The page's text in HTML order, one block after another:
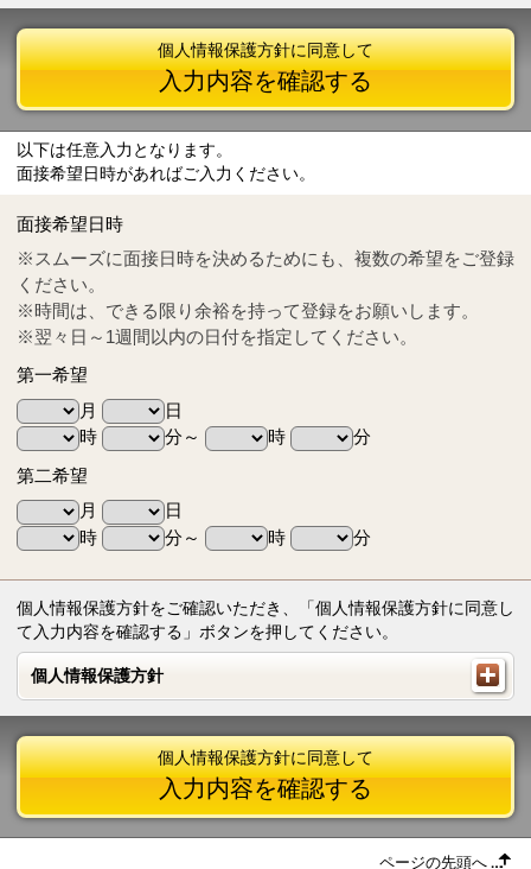
個人情報保護方針
Tel
0570-55-0314
個人情報保護方針に同意して
入力内容を確認する
以下は任意入力となります。
面接希望日時があればご入力ください。
面接希望日時
※スムーズに面接日時を決めるためにも、複数の希望をご登録
ください。
※時間は、できる限り余裕を持って登録をお願いします。
※翌々日～1週間以内の日付を指定してください。
第一希望
月
日
時
分～ 時
分
第二希望
月
日
時
分～ 時 分
個人情報保護方針をご確認いただき、「個人情報保護方針に同意し
て入力内容を確認する」ボタンを押してください。
個人情報保護方針
個人情報保護方針
個人情報保護方針に同意して
入力内容を確認する
ページの先頭へ